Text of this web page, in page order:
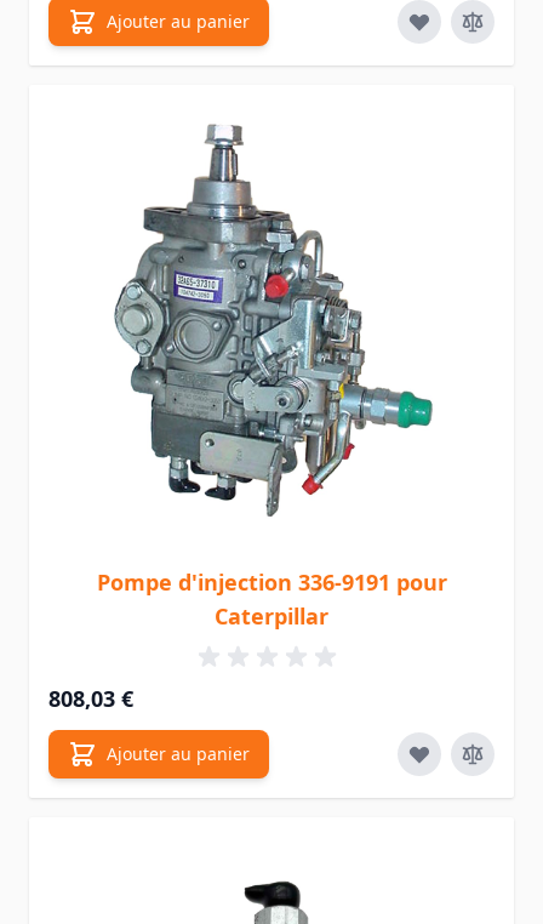
Ajouter au panier
Pompe d'injection 336-9191 pour
Caterpillar
808,03 €
Ajouter au panier